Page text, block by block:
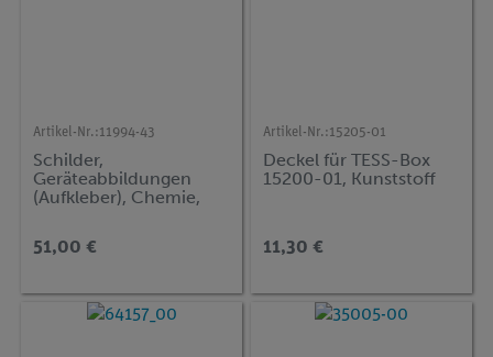
Artikel-Nr.:11994-43
Schilder,
Geräteabbildungen
(Aufkleber), Chemie,
51,00 €
Artikel-Nr.:15205-01
Deckel für TESS-Box
15200-01, Kunststoff
11,30 €